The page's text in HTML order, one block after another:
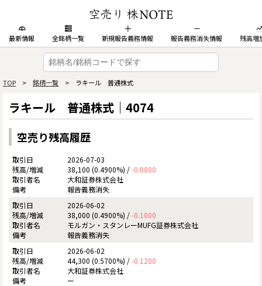
最新情報 全銘柄一覧 新規報告義務情報 報告義務消失情報 残高増
TOP > 銘柄一覧 > ラキール 普通株式
ラキール 普通株式｜4074
空売り残高履歴
2026-07-03
38,100 (0.4900%) /-0.0800
大和証券株式会社
報告義務消失
2026-06-02
38,000 (0.4900%) /-0.1000
モルガン・スタンレーMUFG証券株式会社
報告義務消失
2026-06-02
44,300 (0.5700%) /-0.1200
大和証券株式会社
ー